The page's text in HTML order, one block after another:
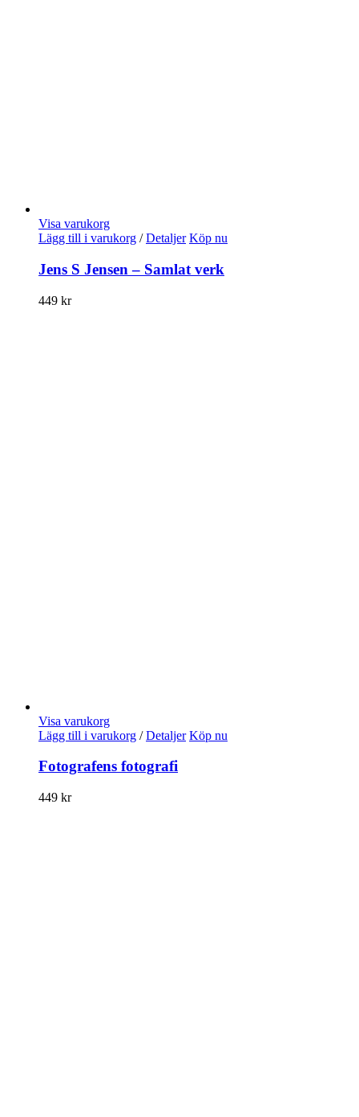
Visa varukorg
Lägg till i varukorg / Detaljer Köp nu
Jens S Jensen – Samlat verk
449 kr
Visa varukorg
Lägg till i varukorg / Detaljer Köp nu
Fotografens fotografi
449 kr